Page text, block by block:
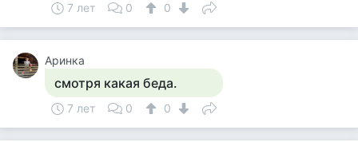
7 лет 0 0
Аринка
смотря какая беда.
7 лет 0 0